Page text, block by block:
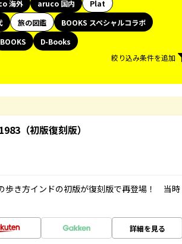
海外 aruco 国内
Plat
旅の図鑑
BOOKS スペシャルコラボ
BOOKS
D-Books
絞り込み条件を追加
（初版復刻版）
歩き方インドの初版が復刻版で再登場！ 当時
詳細を見る